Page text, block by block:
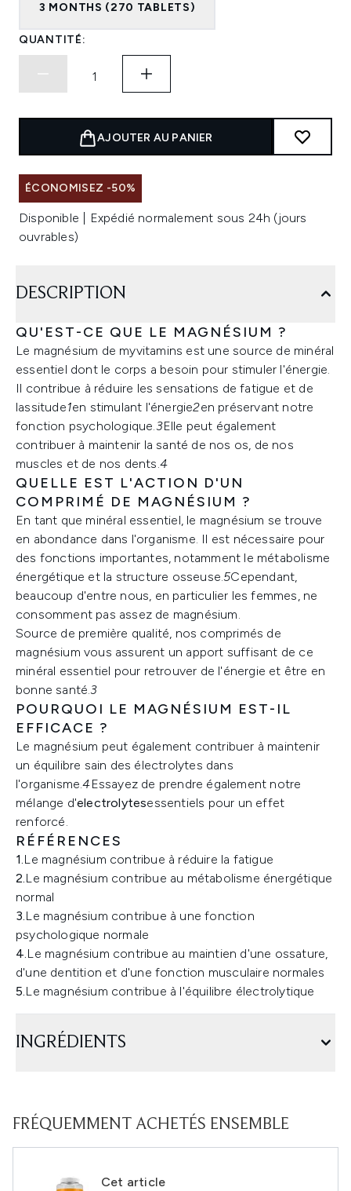
3 MONTHS (270 TABLETS)
QUANTITÉ:
AJOUTER AU PANIER
ÉCONOMISEZ -50%
Disponible | Expédié normalement sous 24h (jours
ouvrables)
DESCRIPTION
QU'EST-CE QUE LE MAGNÉSIUM ?
Le magnésium de myvitamins est une source de minéral
essentiel dont le corps a besoin pour stimuler l'énergie.
Il contribue à réduire les sensations de fatigue et de
lassitude1en stimulant l'énergie2en préservant notre
fonction psychologique.3Elle peut également
contribuer à maintenir la santé de nos os, de nos
muscles et de nos dents.4
QUELLE EST L'ACTION D'UN
COMPRIMÉ DE MAGNÉSIUM ?
En tant que minéral essentiel, le magnésium se trouve
en abondance dans l'organisme. Il est nécessaire pour
des fonctions importantes, notamment le métabolisme
énergétique et la structure osseuse.5Cependant,
beaucoup d'entre nous, en particulier les femmes, ne
consomment pas assez de magnésium.
Source de première qualité, nos comprimés de
magnésium vous assurent un apport suffisant de ce
minéral essentiel pour retrouver de l'énergie et être en
bonne santé.3
POURQUOI LE MAGNÉSIUM EST-IL
EFFICACE ?
Le magnésium peut également contribuer à maintenir
un équilibre sain des électrolytes dans
l'organisme.4Essayez de prendre également notre
mélange d'electrolytesessentiels pour un effet
renforcé.
RÉFÉRENCES
1.Le magnésium contribue à réduire la fatigue
2.Le magnésium contribue au métabolisme énergétique
normal
3.Le magnésium contribue à une fonction
psychologique normale
4.Le magnésium contribue au maintien d'une ossature,
d'une dentition et d'une fonction musculaire normales
5.Le magnésium contribue à l'équilibre électrolytique
INGRÉDIENTS
FRÉQUEMMENT ACHETÉS ENSEMBLE
Cet article